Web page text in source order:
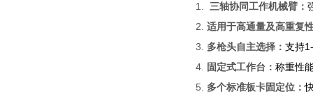
1. 三轴协同工作机械臂：
2. 适用于高通量及高重复
3. 多枪头自主选择： 支持
4.
固定式工作台： 称重性
5. 多个标准板卡固定位：